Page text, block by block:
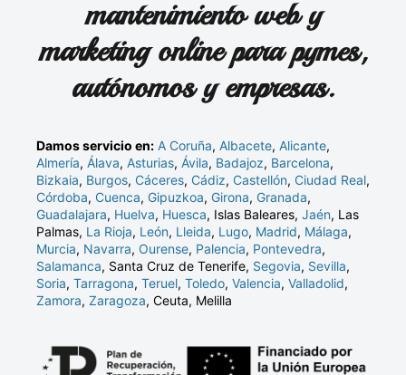
mantenimiento web y
marketing online para pymes,
autónomos y empresas.
Damos servicio en: A Coruña, Albacete, Alicante,
Almería, Álava, Asturias, Ávila, Badajoz, Barcelona,
Bizkaia, Burgos, Cáceres, Cádiz, Castellón, Ciudad Real,
Córdoba, Cuenca, Gipuzkoa, Girona, Granada,
Guadalajara, Huelva, Huesca, Islas Baleares, Jaén, Las
Palmas, La Rioja, León, Lleida, Lugo, Madrid, Málaga,
Murcia, Navarra, Ourense, Palencia, Pontevedra,
Salamanca, Santa Cruz de Tenerife, Segovia, Sevilla,
Soria, Tarragona, Teruel, Toledo, Valencia, Valladolid,
Zamora, Zaragoza, Ceuta, Melilla